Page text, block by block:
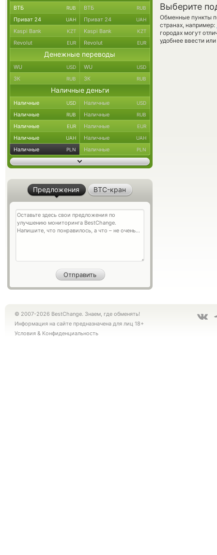
Выберите
Обменные пункты
странах, например:
городах могут
удобнее ввести
ВТБ RUB ВТБ RUB
Приват 24 UAH Приват 24 UAH
Kaspi Bank KZT Kaspi Bank KZT
Revolut EUR Revolut EUR
Денежные переводы
WU USD WU USD
ЗК RUB ЗК RUB
Наличные деньги
Наличные USD Наличные USD
Наличные RUB Наличные RUB
Наличные EUR Наличные EUR
Наличные UAH Наличные UAH
Наличные PLN Наличные PLN
Предложения BTC-кран
© 2007-2026 BestChange. Знаем, где обменять!
Информация на сайте предназначена для лиц 18+
Условия & Конфиденциальность